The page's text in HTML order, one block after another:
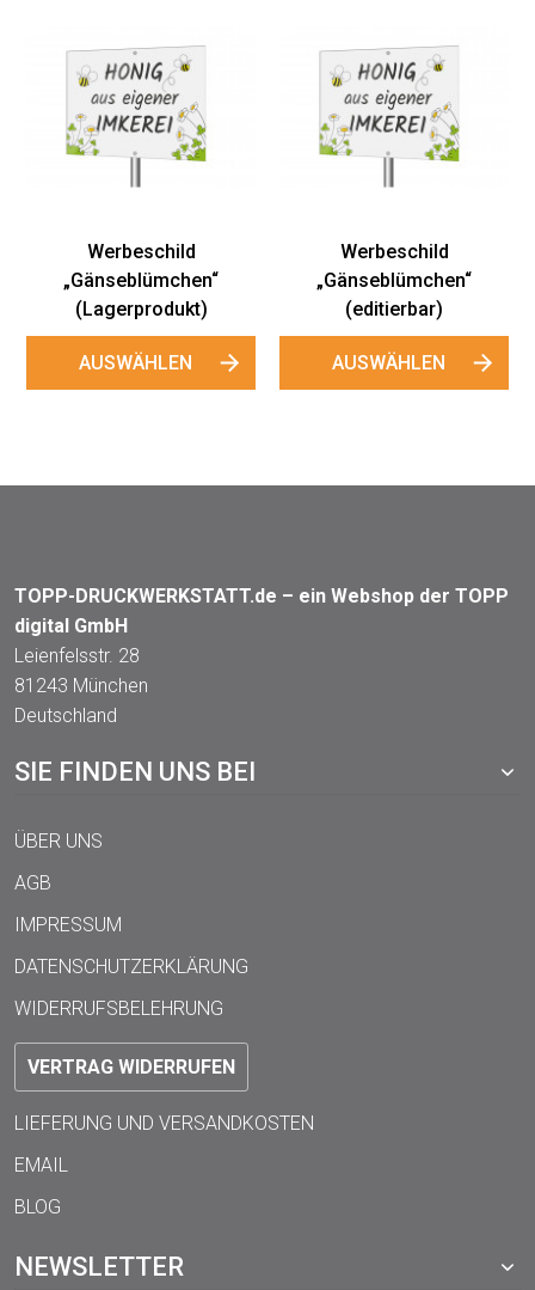
Werbeschild
„Gänseblümchen“
(editierbar)
AUSWÄHLEN
Visitenkarten
TOPP-DRUCKWERKSTATT.de – ein Webshop der TOPP
digital GmbH
Leienfelsstr. 28
81243 München
Deutschland
SIE FINDEN UNS BEI
ÜBER UNS
AGB
IMPRESSUM
DATENSCHUTZERKLÄRUNG
WIDERRUFSBELEHRUNG
VERTRAG WIDERRUFEN
LIEFERUNG UND VERSANDKOSTEN
EMAIL
BLOG
NEWSLETTER